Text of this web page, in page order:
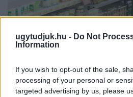
ugytudjuk.hu - Do Not
Information
If you wish to opt-out of the sale,
processing of your personal or
targeted advertising by us, please